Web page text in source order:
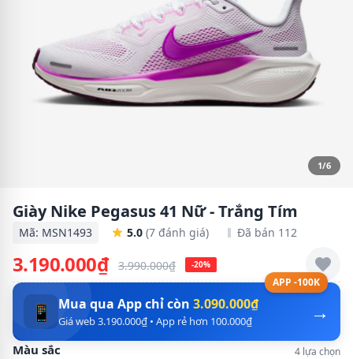
1/6
Giày Nike Pegasus 41 Nữ - Trắng Tím
Mã: MSN1493 5.0 (7 đánh giá) Đã bán 112
3.190.000₫ 3.990.000₫ -20%
APP -100K
→
📱 Mua qua App chỉ còn 3.090.000₫
Giá web 3.190.000₫ • App rẻ hơn 100.000₫
Màu sắc 4 lựa chọn